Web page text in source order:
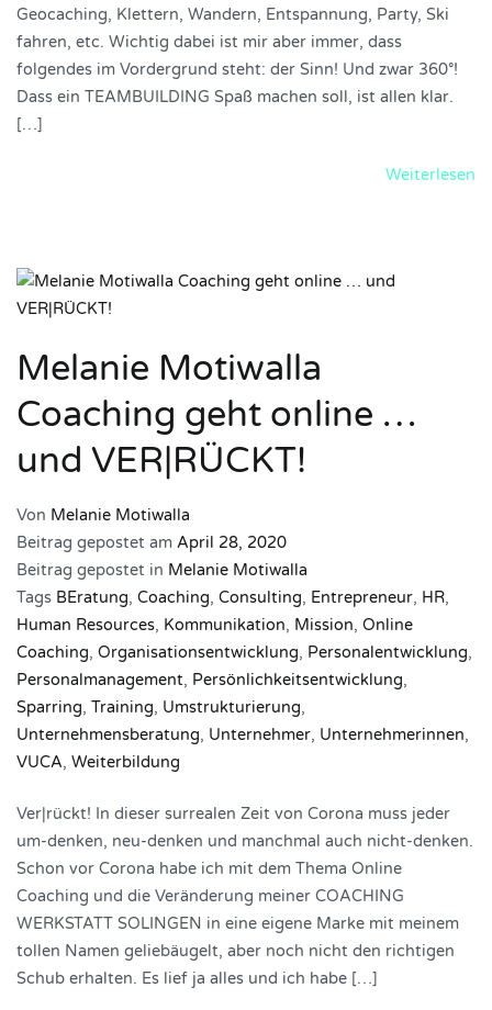
Geocaching, Klettern, Wandern, Entspannung, Party, Ski
fahren, etc. Wichtig dabei ist mir aber immer, dass
folgendes im Vordergrund steht: der Sinn! Und zwar 360°!
Dass ein TEAMBUILDING Spaß machen soll, ist allen klar.
[…]
Weiterlesen
Melanie Motiwalla
Coaching geht online …
und VER|RÜCKT!
Von Melanie Motiwalla
Beitrag gepostet am April 28, 2020
Beitrag gepostet in Melanie Motiwalla
Tags BEratung, Coaching, Consulting, Entrepreneur, HR,
Human Resources, Kommunikation, Mission, Online
Coaching, Organisationsentwicklung, Personalentwicklung,
Personalmanagement, Persönlichkeitsentwicklung,
Sparring, Training, Umstrukturierung,
Unternehmensberatung, Unternehmer, Unternehmerinnen,
VUCA, Weiterbildung
Ver|rückt! In dieser surrealen Zeit von Corona muss jeder
um-denken, neu-denken und manchmal auch nicht-denken.
Schon vor Corona habe ich mit dem Thema Online
Coaching und die Veränderung meiner COACHING
WERKSTATT SOLINGEN in eine eigene Marke mit meinem
tollen Namen geliebäugelt, aber noch nicht den richtigen
Schub erhalten. Es lief ja alles und ich habe […]